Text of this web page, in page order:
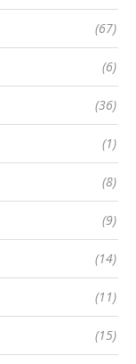
(67)
(6)
(36)
(1)
(8)
(9)
(14)
(11)
(15)